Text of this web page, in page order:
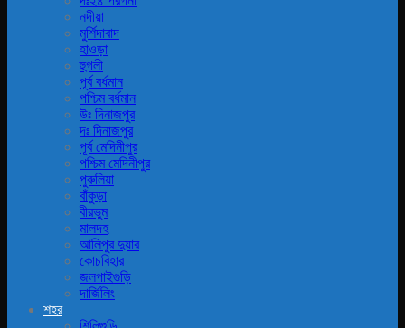
নদীয়া
মুর্শিদাবাদ
হাওড়া
হুগলী
পূর্ব বর্ধমান
পশ্চিম বর্ধমান
উঃ দিনাজপুর
দঃ দিনাজপুর
পূর্ব মেদিনীপুর
পশ্চিম মেদিনীপুর
পুরুলিয়া
বাঁকুড়া
বীরভুম
মালদহ
আলিপুর দুয়ার
কোচবিহার
জলপাইগুড়ি
দার্জিলিং
শহর